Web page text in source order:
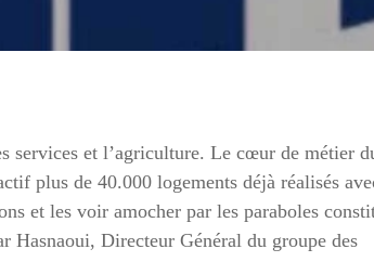
services et l’agriculture. Le cœur de métier
plus de 40.000 logements déjà réalisés
et les voir amocher par les paraboles
Hasnaoui, Directeur Général du groupe des